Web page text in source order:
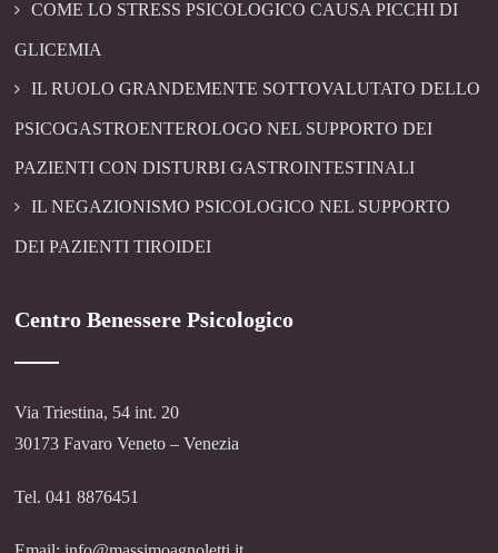
COME LO STRESS PSICOLOGICO CAUSA PICCHI DI
GLICEMIA
IL RUOLO GRANDEMENTE SOTTOVALUTATO DELLO
PSICOGASTROENTEROLOGO NEL SUPPORTO DEI
PAZIENTI CON DISTURBI GASTROINTESTINALI
IL NEGAZIONISMO PSICOLOGICO NEL SUPPORTO
DEI PAZIENTI TIROIDEI
Centro Benessere Psicologico
Via Triestina, 54 int. 20
30173 Favaro Veneto – Venezia
Tel. 041 8876451